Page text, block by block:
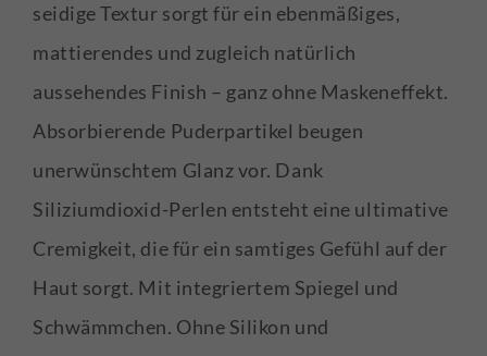
seidige Textur sorgt für ein ebenmäßiges,
mattierendes und zugleich natürlich
aussehendes Finish – ganz ohne Maskeneffekt.
Absorbierende Puderpartikel beugen
unerwünschtem Glanz vor. Dank
Siliziumdioxid-Perlen entsteht eine ultimative
Cremigkeit, die für ein samtiges Gefühl auf der
Haut sorgt. Mit integriertem Spiegel und
Schwämmchen. Ohne Silikon und